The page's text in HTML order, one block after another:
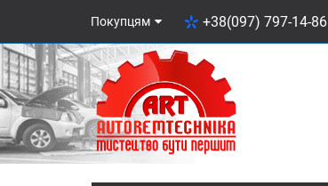
Покупцям +38(097) 797-14-86